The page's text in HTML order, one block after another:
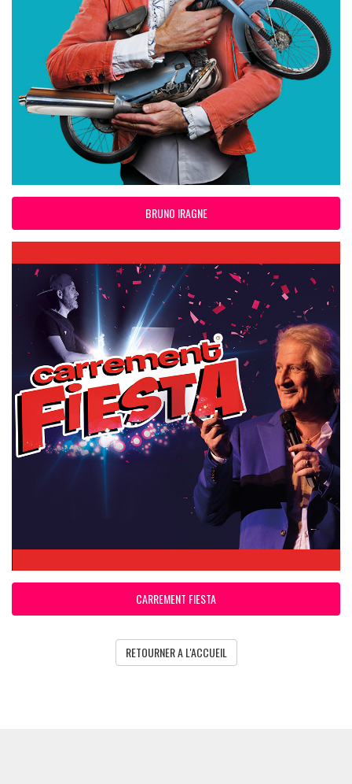
BRUNO IRAGNE
CARREMENT FIESTA
RETOURNER A L'ACCUEIL